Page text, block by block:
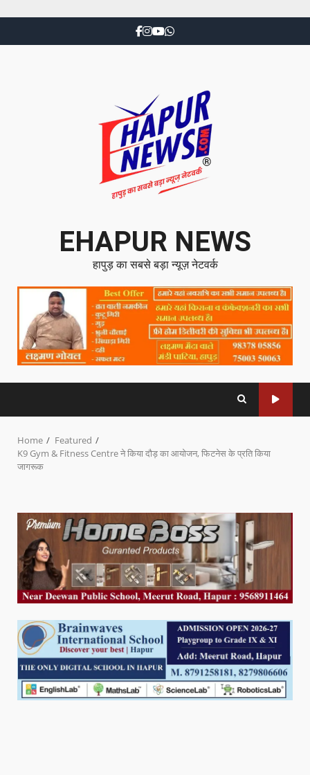
EHAPUR NEWS
हापुड़ का सबसे बड़ा न्यूज़ नेटवर्क
Home
Featured
K9 Gym & Fitness Centre ने किया दौड़ का आयोजन, फिटनेस के प्रति किया
जागरूक